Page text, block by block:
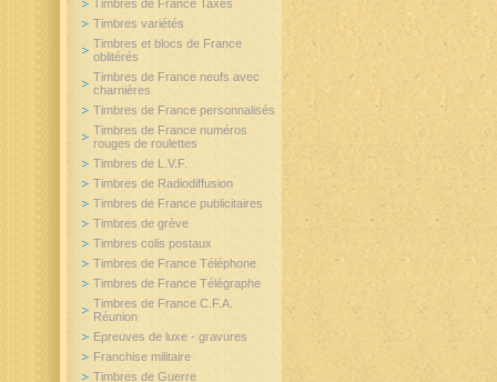
Timbres de France Taxes
Timbres variétés
Timbres et blocs de France
oblitérés
Timbres de France neufs avec
charnières
Timbres de France personnalisés
Timbres de France numéros
rouges de roulettes
Timbres de L.V.F.
Timbres de Radiodiffusion
Timbres de France publicitaires
Timbres de grève
Timbres colis postaux
Timbres de France Téléphone
Timbres de France Télégraphe
Timbres de France C.F.A.
Réunion
Epreuves de luxe - gravures
Franchise militaire
Timbres de Guerre